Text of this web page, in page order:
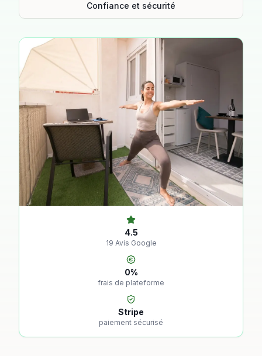
Confiance et sécurité
4.5
19 Avis Google
0%
frais de plateforme
Stripe
paiement sécurisé